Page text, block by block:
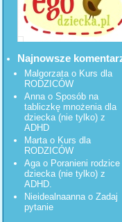
Najnowsze
Malgorzatao Kurs dla
RODZICÓW
Anna o Sposób na
tabliczkę mnożenia dla
dziecka (nie tylko) z
ADHD
Marta o Kurs dla
RODZICÓW
Aga o Poranieni rodzice
dziecka (nie tylko) z
ADHD.
Nieidealnaannao Zadaj
pytanie